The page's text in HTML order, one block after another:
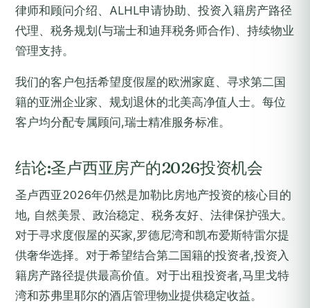
律师和顾问介绍、ALHL申请协助、投资入籍房产路径
代理、税务规划(与瑞士和迪拜税务师合作)、持续物业
管理支持。
我们的客户包括希望度假屋的欧洲家庭、寻求第二国
籍的亚洲企业家、规划退休的北美高净值人士。每位
客户均分配专属顾问,瑞士精准服务标准。
结论:圣卢西亚房产的2026投资机会
圣卢西亚2026年仍然是加勒比房地产投资的核心目的
地, 自然美景、政治稳定、税务友好、法律保护强大。
对于寻求度假屋的买家,罗德尼湾和凯布爱斯特雷尔提
供奢华选择。对于希望结合第二国籍的投资者,投资入
籍房产路径提供最高价值。对于出租投资者,马里戈特
湾和苏弗里耶尔的酒店管理物业提供稳定收益。